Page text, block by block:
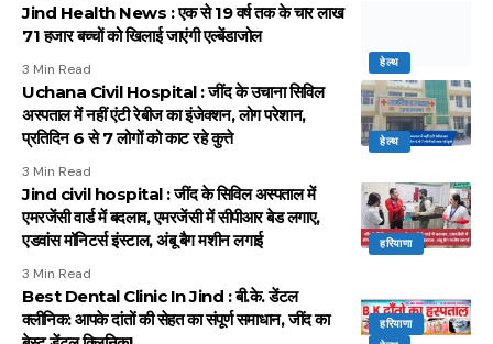
हेल्थ
Jind Health News : एक से 19 वर्ष तक के चार लाख
71 हजार बच्चों को खिलाई जाएंगी एल्बेंडाजोल
3 Min Read
हेल्थ
Uchana Civil Hospital : जींद के उचाना सिविल
अस्पताल में नहीं एंटी रेबीज का इंजेक्शन, लोग परेशान,
प्रतिदिन 6 से 7 लोगों को काट रहे कुत्ते
3 Min Read
हरियाणा
Jind civil hospital : जींद के सिविल अस्पताल में
एमरजेंसी वार्ड में बदलाव, एमरजेंसी में सीपीआर बेड लगाए,
एडवांस मॉनिटर्स इंस्टाल, अंबू बैग मशीन लगाई
3 Min Read
हरियाणा
Best Dental Clinic In Jind : बी.के. डेंटल
क्लीनिक: आपके दांतों की सेहत का संपूर्ण समाधान, जींद का